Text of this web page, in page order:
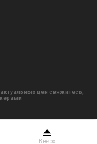
цен свяжитесь,
Вверх